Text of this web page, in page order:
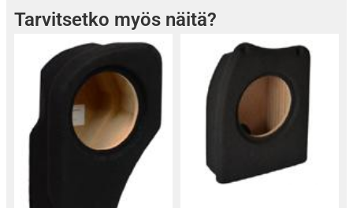
Tarvitsetko myös näitä?